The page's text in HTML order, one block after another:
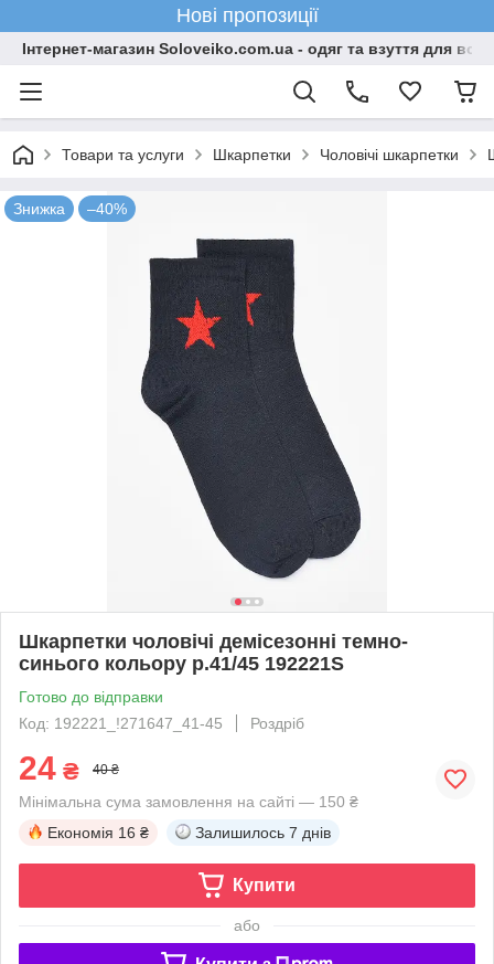
Нові пропозиції
Інтернет-магазин Soloveiko.com.ua - одяг та взуття для всієї
Товари та услуги Шкарпетки Чоловічі шкарпетки
Знижка –40%
Шкарпетки чоловічі демісезонні темно-
синього кольору р.41/45 192221S
Готово до відправки
Код: 192221_!271647_41-45
Роздріб
24 ₴ 40 ₴
Мінімальна сума замовлення на сайті — 150 ₴
Економія 16 ₴ Залишилось 7 днів
Купити
або